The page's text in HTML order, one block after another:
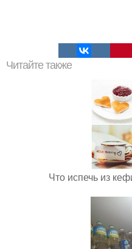
Читайте также
Что испечь из